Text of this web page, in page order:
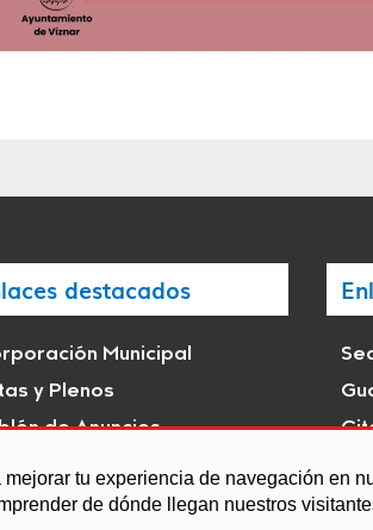
tu experiencia de navegación en
de dónde llegan nuestros
destacados
Municipal
y Plenos
de Anuncios